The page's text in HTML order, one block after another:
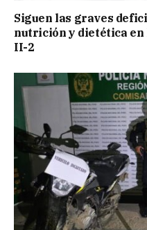
Siguen las graves
nutrición y dietética en
II-2